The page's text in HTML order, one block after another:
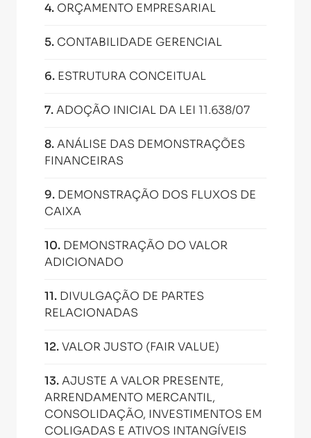
4. ORÇAMENTO EMPRESARIAL
5. CONTABILIDADE GERENCIAL
6. ESTRUTURA CONCEITUAL
7.ADOÇÃO INICIAL DA LEI 11.638/07
8.ANÁLISE DAS DEMONSTRAÇÕES
FINANCEIRAS
9. DEMONSTRAÇÃO DOS FLUXOS DE
CAIXA
10. DEMONSTRAÇÃO DO VALOR
ADICIONADO
11. DIVULGAÇÃO DE PARTES
RELACIONADAS
12.VALOR JUSTO (FAIR VALUE)
13.AJUSTE A VALOR PRESENTE,
ARRENDAMENTO MERCANTIL,
CONSOLIDAÇÃO, INVESTIMENTOS EM
COLIGADAS E ATIVOS INTANGÍVEIS